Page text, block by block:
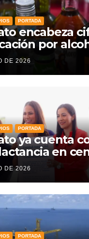
PORTADA
encabeza
por
DE 2026
PORTADA
ya cuenta
en
Gobernadora
DE 2026
PORTADA